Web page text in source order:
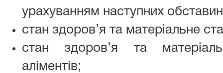
урахуванням наступних
стан здоров’я та матеріальне
стан здоров’я та
аліментів;